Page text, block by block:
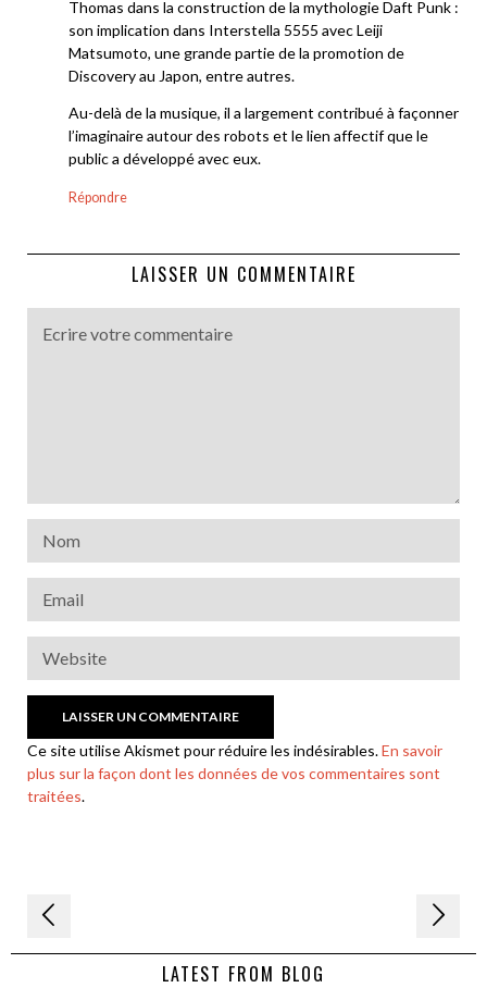
Thomas dans la construction de la mythologie Daft Punk :
son implication dans Interstella 5555 avec Leiji
Matsumoto, une grande partie de la promotion de
Discovery au Japon, entre autres.
Au-delà de la musique, il a largement contribué à façonner
l’imaginaire autour des robots et le lien affectif que le
public a développé avec eux.
Répondre
LAISSER UN COMMENTAIRE
Ce site utilise Akismet pour réduire les indésirables.En savoir
plus sur la façon dont les données de vos commentaires sont
traitées.
Navigation
de LATEST FROM BLOG